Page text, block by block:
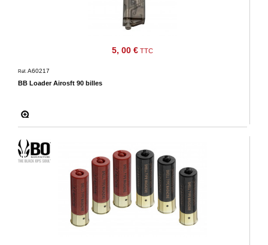
5, 00 € TTC
BB Loader Airosft 90 billes
Réf. A60217